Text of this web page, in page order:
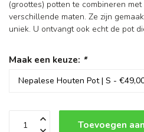
(groottes) potten te combineren
verschillende maten. Ze zijn
uniek. U ontvangt ook echt de pot
Maak een keuze: *
Toevoegen